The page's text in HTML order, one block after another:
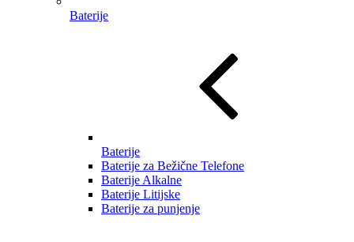
Baterije
Baterije
Baterije za Bežične Telefone
Baterije Alkalne
Baterije Litijske
Baterije za punjenje